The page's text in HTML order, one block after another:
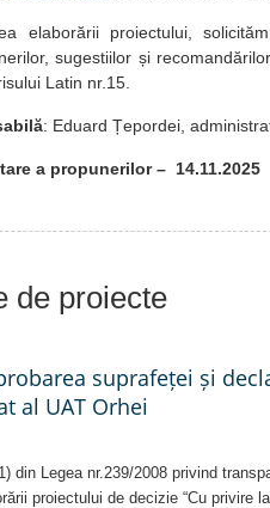
elaborării proiectului,
sugestiilor și
Latin nr.15.
: Eduard Țepordei,
a propunerilor – 14.11.2025
de proiecte
suprafeței și
al UAT Orhei
din Legea nr.239/2008 privind
proiectului de decizie “Cu privire